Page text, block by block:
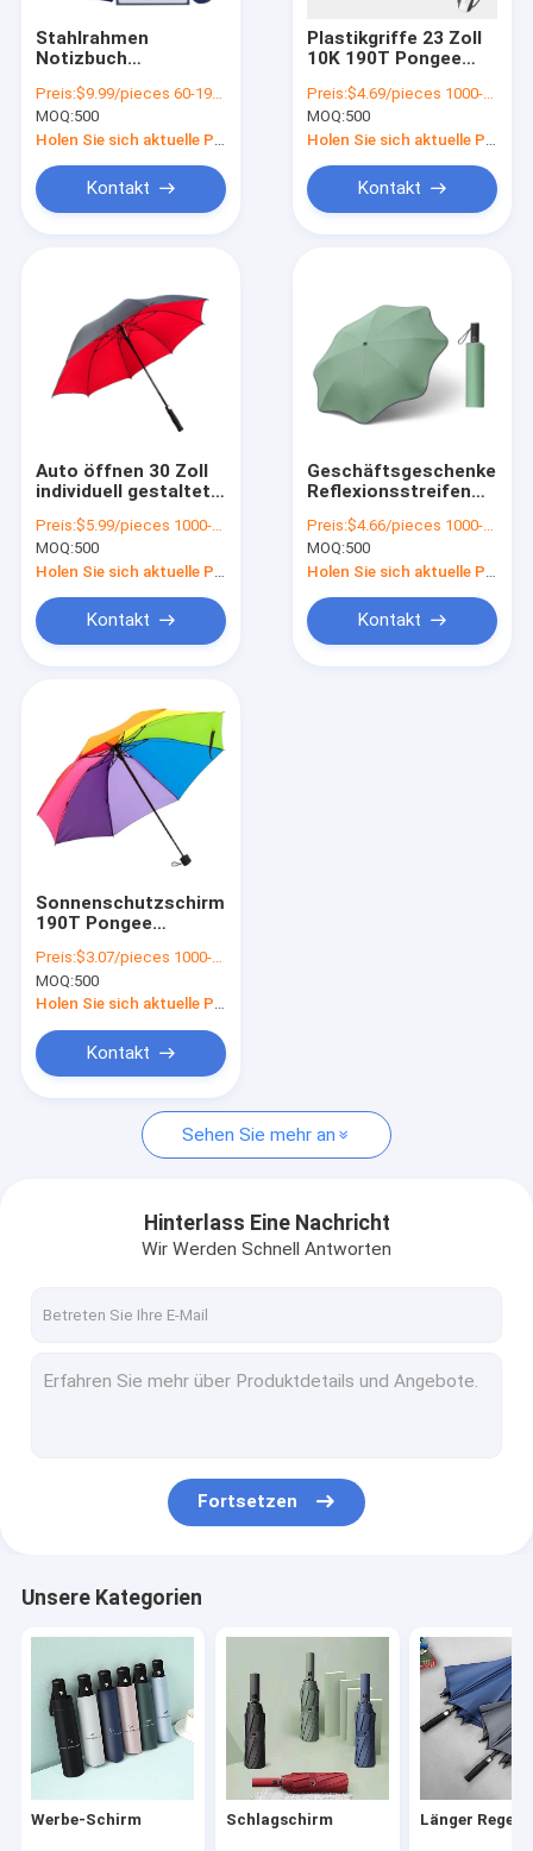
Stahlrahmen
Notizbuch
Regenschirm für
Werbeaktionen für
Unternehmen
Preis:$9.99/pieces 60-199 pieces
MOQ:500
Kontakt
Plastikgriffe 23 Zoll
10K 190T Pongee
Klappschirm für
Schulkampagnen
Preis:$4.69/pieces 1000-1999 pieces
MOQ:500
Kontakt
Auto öffnen 30 Zoll
individuell gestaltet
Schirm für Reisen
DIY-Promotion
Preis:$5.99/pieces 1000-1999 pieces
MOQ:500
Kontakt
Geschäftsgeschenke
Reflexionsstreifen
speziellem Design
und
Reflexionsmaterial
Preis:$4.66/pieces 1000-4999 pieces
MOQ:500
Kontakt
Sonnenschutzschirm
190T Pongee
individuellem Logo-
Branding
Preis:$3.07/pieces 1000-4999 pieces
MOQ:500
Kontakt
Sehen Sie mehr an
Hinterlass Eine Nachricht
Wir Werden Schnell Antworten
Fortsetzen
Unsere Kategorien
Werbe-Schirm Schlagschirm Länger